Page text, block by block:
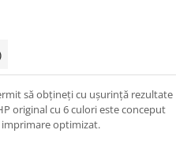
să obţineţi cu uşurinţă rezultate
original cu 6 culori este conceput
optimizat.